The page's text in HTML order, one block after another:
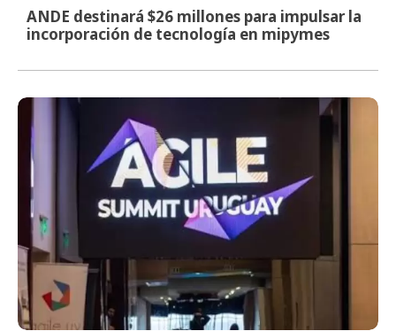
ANDE destinará $26 millones para impulsar la
incorporación de tecnología en mipymes